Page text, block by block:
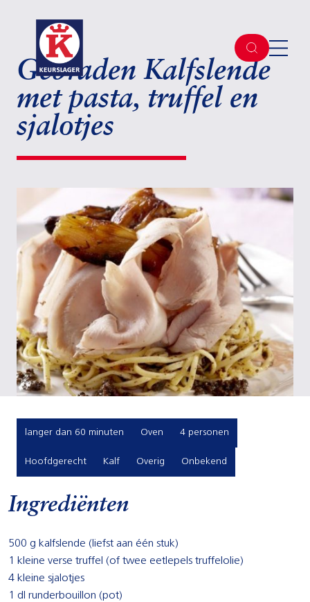
Gebraden Kalfslende
met pasta, truffel en
sjalotjes
langer dan 60 minuten Oven 4 personen
Hoofdgerecht Kalf Overig Onbekend
Ingrediënten
500 g kalfslende (liefst aan één stuk)
1 kleine verse truffel (of twee eetlepels truffelolie)
4 kleine sjalotjes
1 dl runderbouillon (pot)